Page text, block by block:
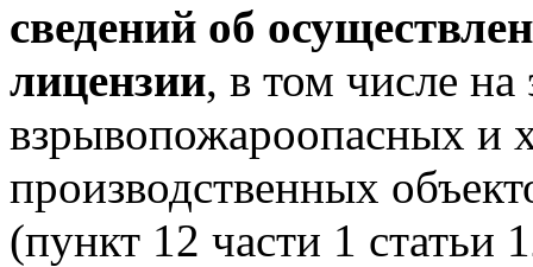
сведений об
лицензии, в том числе
взрывопожароопасных и
производственных
(пункт 12 части 1 статьи